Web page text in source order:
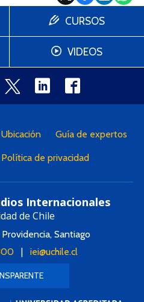
CURSOS
VIDEOS
Ubicación Guía de expertos
Política de privacidad
Internacionales
de Chile
Santiago
| iei@uchile.cl